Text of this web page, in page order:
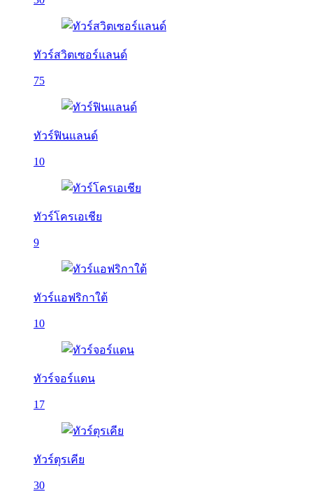
ทัวร์สวิตเซอร์แลนด์
75
ทัวร์ฟินแลนด์
10
ทัวร์โครเอเชีย
9
ทัวร์แอฟริกาใต้
10
ทัวร์จอร์แดน
17
ทัวร์ตุรเคีย
30